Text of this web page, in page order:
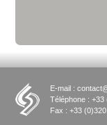
E-mail :
Téléphone : +33
Fax : +33